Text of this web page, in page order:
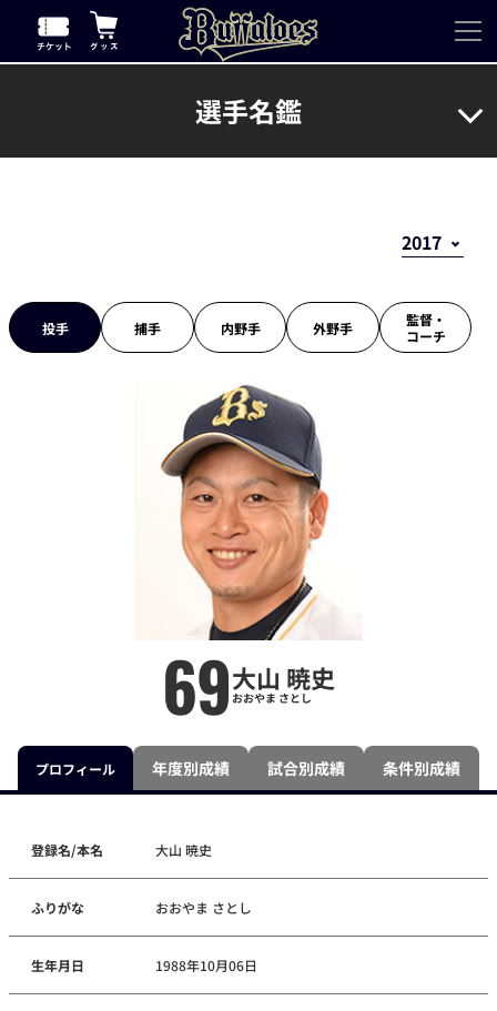
選手名鑑
投手 捕手 内野手 外野手
監督・
コーチ
69大山 暁史
おおやま さとし
プロフィール 年度別成績 試合別成績 条件別成績
登録名/本名 大山 暁史
ふりがな おおやま さとし
生年月日 1988年10月06日